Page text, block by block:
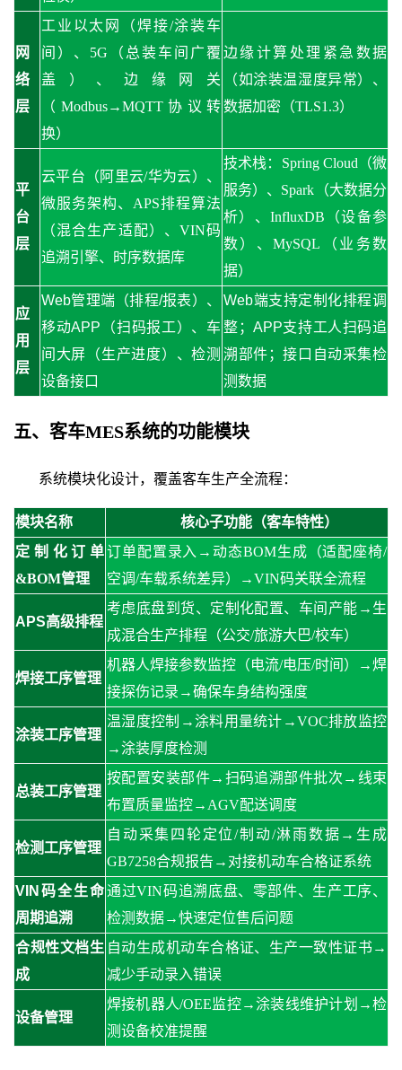
网
络
层
工业以太网（焊接/涂装车
间）、5G（总装车间广覆
盖）、边缘网关
（Modbus→MQTT协议转
换）
边缘计算处理紧急数据
（如涂装温湿度异常）、
数据加密（TLS1.3）
平
台
层
云平台（阿里云/华为云）、
微服务架构、APS排程算法
（混合生产适配）、VIN码
追溯引擎、时序数据库
技术栈： Spring Cloud（微
服务）、Spark（大数据分
析）、InfluxDB（设备参
数）、MySQL（业务数
据）
应
用
层
Web管理端（排程/报表）、
移动APP（扫码报工）、车
间大屏（生产进度）、检测
设备接口
Web端支持定制化排程调
整；APP支持工人扫码追
溯部件；接口自动采集检
测数据
五、 客车MES系统的功能模块
系统模块化设计，覆盖客车生产全流程：
模块名称
核心子功能（客车特性）
定制化订单
&BOM管理
订单配置录入 →动态BOM生成（适配座椅/
空调/车载系统差异）→VIN码关联全流程
APS高级排程
考虑底盘到货、定制化配置、车间产能 →生
成混合生产排程（公交/旅游大巴/校车）
焊接工序管理
机器人焊接参数监控（电流/电压/时间）→焊
接探伤记录→确保车身结构强度
涂装工序管理
温湿度控制 →涂料用量统计→VOC排放监控
→涂装厚度检测
总装工序管理
按配置安装部件→扫码追溯部件批次→线束
布置质量监控→AGV配送调度
检测工序管理
自动采集四轮定位/制动/淋雨数据→生成
GB7258合规报告→对接机动车合格证系统
VIN码全生命
周期追溯
通过VIN码追溯底盘、零部件、生产工序、
检测数据→快速定位售后问题
合规性文档生
成
自动生成机动车合格证、生产一致性证书 →
减少手动录入错误
设备管理
焊接机器人/OEE监控→涂装线维护计划→检
测设备校准提醒